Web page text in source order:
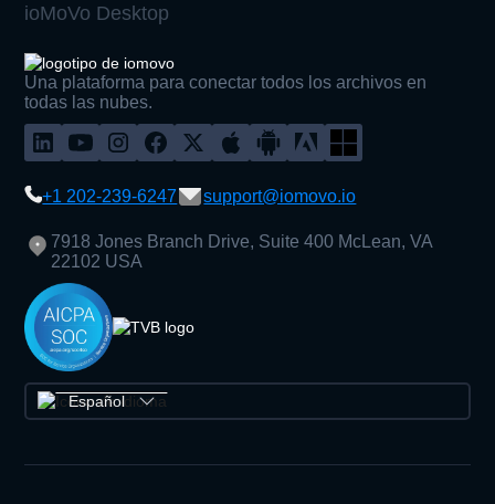
ioMoVo Desktop
Una plataforma para conectar todos los archivos en
todas las nubes.
+1 202-239-6247 support@iomovo.io
7918 Jones Branch Drive, Suite 400 McLean, VA
22102 USA
Español